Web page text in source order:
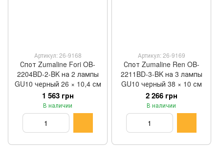
Артикул: 26-9168
Спот Zumaline Fori OB-
2204BD-2-BK на 2 лампы
GU10 черный 26 × 10,4 см
1 563 грн
В наличии
Артикул: 26-9169
Спот Zumaline Ren OB-
2211BD-3-BK на 3 лампы
GU10 черный 38 × 10 см
2 266 грн
В наличии